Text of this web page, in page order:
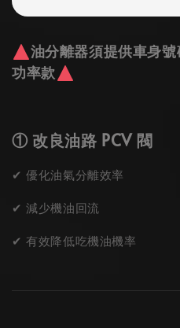
油分離器須提供車身
功率款
① 改良油路 PCV 閥
✔ 優化油氣分離效率
✔ 減少機油回流
✔ 有效降低吃機油機率